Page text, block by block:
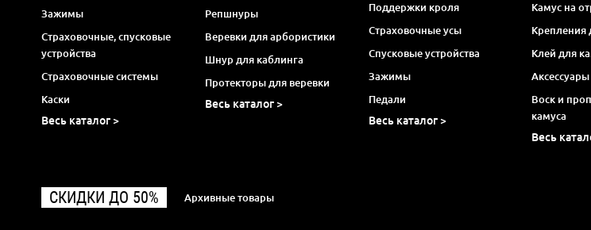
Зажимы
Страховочные, спусковые
устройства
Страховочные системы
Каски
Весь каталог >
Репшнуры
Веревки для арбористики
Шнур для каблинга
Протекторы для веревки
Весь каталог >
Поддержки кроля
Страховочные усы
Спусковые устройства
Зажимы
Педали
Весь каталог >
Камус на
Крепления
Клей для
Воск и
камуса
Весь
СКИДКИ ДО 50% Архивные товары